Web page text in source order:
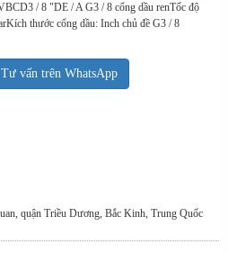
/ 8 "DE / A G3 / 8 cổng dầu renTốc độ
thước cổng dầu: Inch chủ đề G3 / 8
Tư vấn trên WhatsApp
quận Triều Dương, Bắc Kinh, Trung Quốc